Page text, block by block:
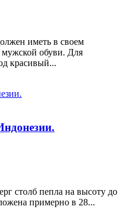
иметь в своем
мужской обуви. Для
красивый...
столб пепла на высоту до
примерно в 28...